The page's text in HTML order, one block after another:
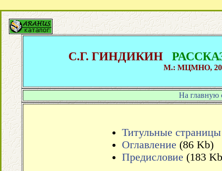
С.Г. ГИНДИКИН
М.: МЦМНО,
На главную
Титульные страницы
Оглавление (86 Kb)
Предисловие (183